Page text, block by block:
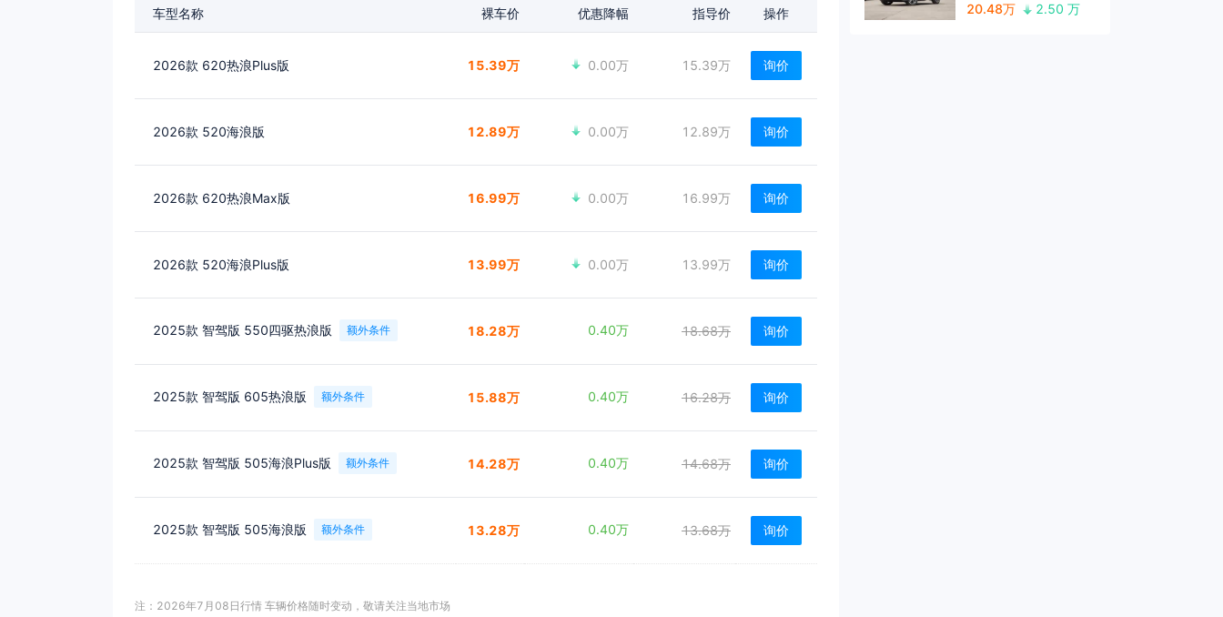
车型名称 裸车价 优惠降幅 指导价 操作
2026款 620热浪Plus版 15.39万 0.00万 15.39万 询价
2026款 520海浪版 12.89万 0.00万 12.89万 询价
2026款 620热浪Max版 16.99万 0.00万 16.99万 询价
2026款 520海浪Plus版 13.99万 0.00万 13.99万 询价
2025款 智驾版 550四驱热浪版 额外条件 18.28万 0.40万 18.68万 询价
2025款 智驾版 605热浪版 额外条件 15.88万 0.40万 16.28万 询价
2025款 智驾版 505海浪Plus版 额外条件 14.28万 0.40万 14.68万 询价
2025款 智驾版 505海浪版 额外条件 13.28万 0.40万 13.68万 询价
注：2026年7月08日行情 车辆价格随时变动，敬请关注当地市场
20.48万 2.50 万